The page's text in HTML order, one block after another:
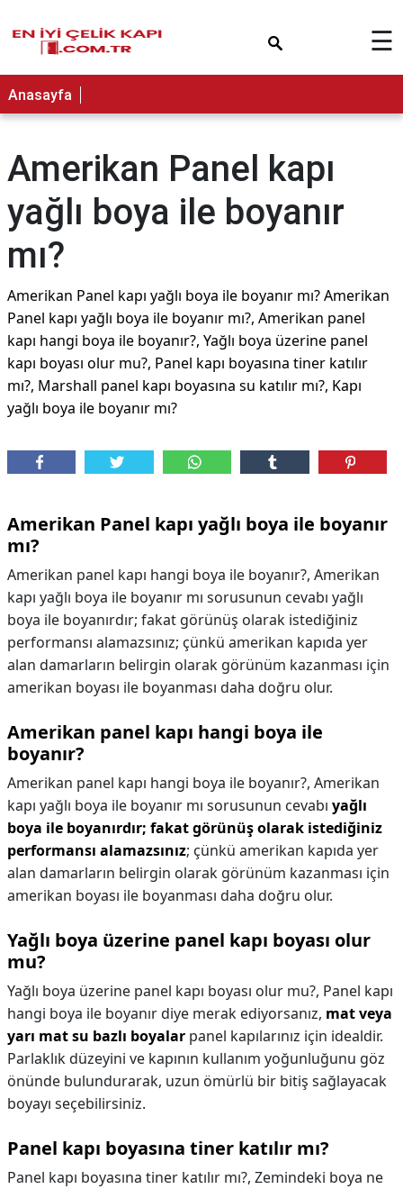
☰
Anasayfa
Amerikan Panel kapı
yağlı boya ile boyanır
mı?
Amerikan Panel kapı yağlı boya ile boyanır mı? Amerikan
Panel kapı yağlı boya ile boyanır mı?, Amerikan panel
kapı hangi boya ile boyanır?, Yağlı boya üzerine panel
kapı boyası olur mu?, Panel kapı boyasına tiner katılır
mı?, Marshall panel kapı boyasına su katılır mı?, Kapı
yağlı boya ile boyanır mı?
Amerikan Panel kapı yağlı boya ile boyanır
mı?
Amerikan panel kapı hangi boya ile boyanır?, Amerikan
kapı yağlı boya ile boyanır mı sorusunun cevabı yağlı
boya ile boyanırdır; fakat görünüş olarak istediğiniz
performansı alamazsınız; çünkü amerikan kapıda yer
alan damarların belirgin olarak görünüm kazanması için
amerikan boyası ile boyanması daha doğru olur.
Amerikan panel kapı hangi boya ile
boyanır?
Amerikan panel kapı hangi boya ile boyanır?, Amerikan
kapı yağlı boya ile boyanır mı sorusunun cevabı yağlı
boya ile boyanırdır; fakat görünüş olarak istediğiniz
performansı alamazsınız; çünkü amerikan kapıda yer
alan damarların belirgin olarak görünüm kazanması için
amerikan boyası ile boyanması daha doğru olur.
Yağlı boya üzerine panel kapı boyası olur
mu?
Yağlı boya üzerine panel kapı boyası olur mu?, Panel kapı
hangi boya ile boyanır diye merak ediyorsanız, mat veya
yarı mat su bazlı boyalar panel kapılarınız için idealdir.
Parlaklık düzeyini ve kapının kullanım yoğunluğunu göz
önünde bulundurarak, uzun ömürlü bir bitiş sağlayacak
boyayı seçebilirsiniz.
Panel kapı boyasına tiner katılır mı?
Panel kapı boyasına tiner katılır mı?, Zemindeki boya ne